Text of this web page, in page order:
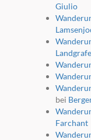
Giulio
bei
Farchant